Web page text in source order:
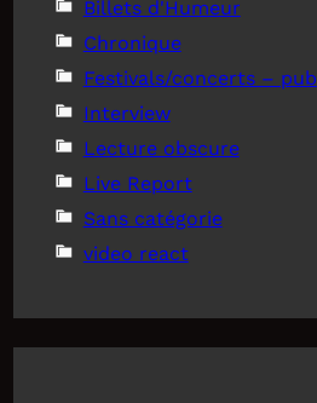
Billets d'Humeur
Chronique
Festivals/concerts – pub
Interview
Lecture obscure
Live Report
Sans catégorie
video react